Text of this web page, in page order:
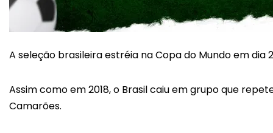
A seleção brasileira estréia na Copa do Mundo em
Assim como em 2018, o Brasil caiu em grupo que
Camarões.